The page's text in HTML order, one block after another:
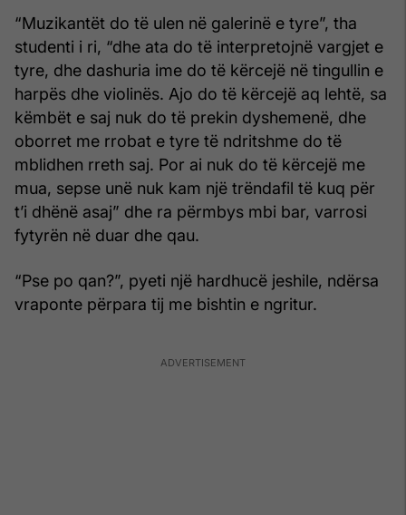
“Muzikantët do të ulen në galerinë e tyre”, tha
studenti i ri, “dhe ata do të interpretojnë vargjet e
tyre, dhe dashuria ime do të kërcejë në tingullin e
harpës dhe violinës. Ajo do të kërcejë aq lehtë, sa
këmbët e saj nuk do të prekin dyshemenë, dhe
oborret me rrobat e tyre të ndritshme do të
mblidhen rreth saj. Por ai nuk do të kërcejë me
mua, sepse unë nuk kam një trëndafil të kuq për
t’i dhënë asaj” dhe ra përmbys mbi bar, varrosi
fytyrën në duar dhe qau.
“Pse po qan?”, pyeti një hardhucë jeshile, ndërsa
vraponte përpara tij me bishtin e ngritur.